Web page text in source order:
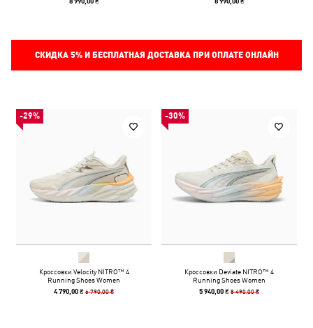
СКИДКА 5%И БЕСПЛАТНАЯ ДОСТАВКА ПРИ ОПЛАТЕ ОНЛАЙН
-29%
Кроссовки Velocity NITRO™ 4
Running Shoes Women
4 790,00 ₴6 790,00 ₴
-30%
Кроссовки Deviate NITRO™ 4
Running Shoes Women
5 940,00 ₴8 490,00 ₴